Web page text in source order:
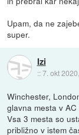
Upam, da ne
super.
Izi
::7. okt
Winchester,
glavna mesta v AC
Vsa 3 mesta so
približno v istem